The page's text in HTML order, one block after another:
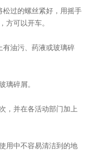
过的螺丝紧好，用摇手
方可以开车。
油污、药液或玻璃碎
碎屑。
并在各活动部门加上
中不容易清洁到的地